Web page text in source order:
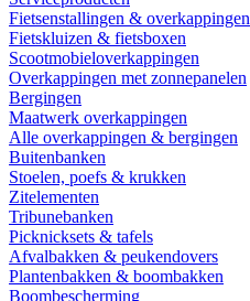
Fietsenstallingen & overkappingen
Fietskluizen & fietsboxen
Scootmobieloverkappingen
Overkappingen met zonnepanelen
Bergingen
Maatwerk overkappingen
Alle overkappingen & bergingen
Buitenbanken
Stoelen, poefs & krukken
Zitelementen
Tribunebanken
Picknicksets & tafels
Afvalbakken & peukendovers
Plantenbakken & boombakken
Boombescherming